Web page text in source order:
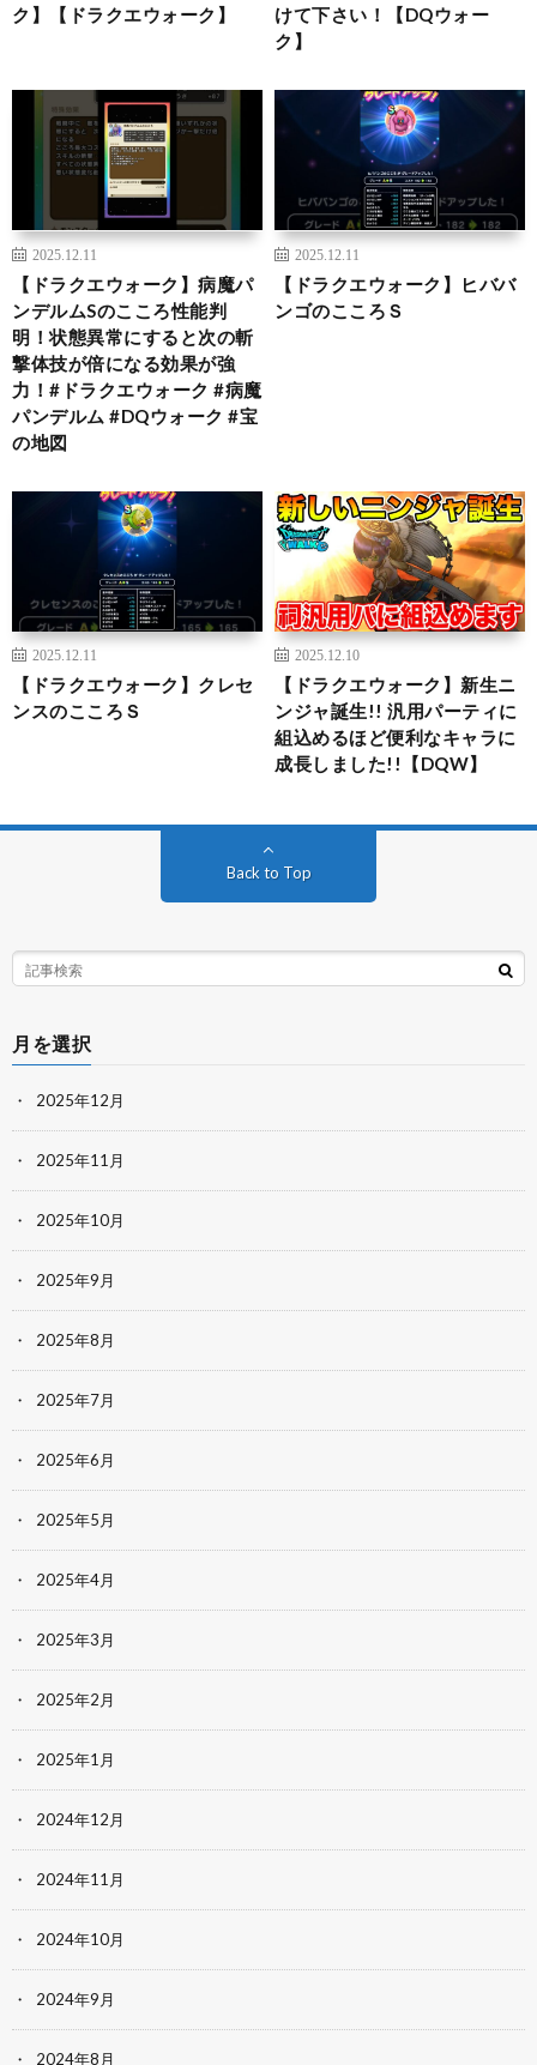
ク】【ドラクエウォーク】
けて下さい！【DQウォー
ク】
2025.12.11
【ドラクエウォーク】病魔パ
ンデルムSのこころ性能判
明！状態異常にすると次の斬
撃体技が倍になる効果が強
力！#ドラクエウォーク #病魔
パンデルム #DQウォーク #宝
の地図
2025.12.11
【ドラクエウォーク】ヒババ
ンゴのこころＳ
2025.12.11
【ドラクエウォーク】クレセ
ンスのこころＳ
2025.12.10
【ドラクエウォーク】新生ニ
ンジャ誕生!! 汎用パーティに
組込めるほど便利なキャラに
成長しました!!【DQW】
Back to Top
月を選択
2025年12月
2025年11月
2025年10月
2025年9月
2025年8月
2025年7月
2025年6月
2025年5月
2025年4月
2025年3月
2025年2月
2025年1月
2024年12月
2024年11月
2024年10月
2024年9月
2024年8月